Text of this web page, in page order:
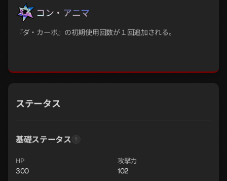
コン・アニマ
『ダ・カーポ』の初期使用回数が１回追加される。
ステータス
基礎ステータス
HP
300
攻撃力
102